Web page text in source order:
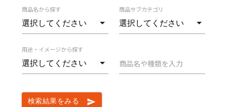
商品名から探す 商品サブカテゴリ
用途・イメージから探す
商品名や種類を入力
send
検索結果をみる